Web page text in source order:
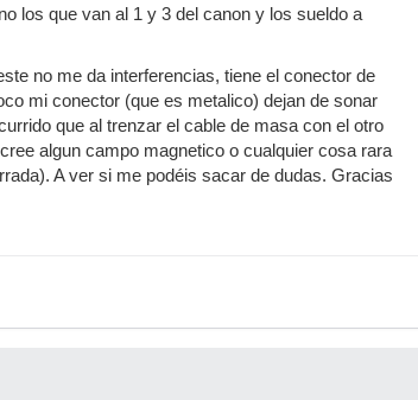
los que van al 1 y 3 del canon y los sueldo a
no me da interferencias, tiene el conector de
mi conector (que es metalico) dejan de sonar
que al trenzar el cable de masa con el otro
algun campo magnetico o cualquier cosa rara
A ver si me podéis sacar de dudas. Gracias